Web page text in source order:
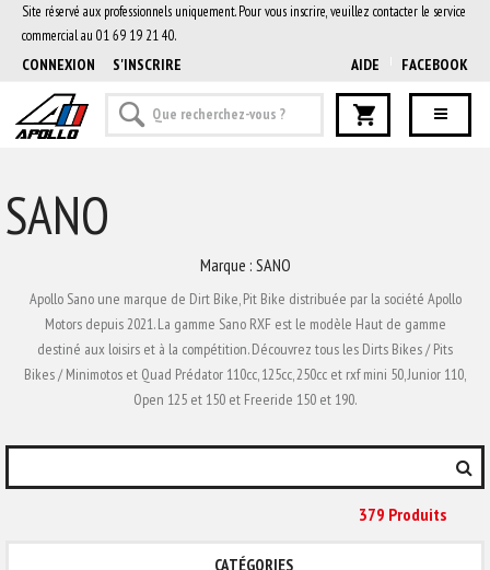
Site réservé aux professionnels uniquement. Pour vous inscrire, veuillez contacter le service
commercial au 01 69 19 21 40.
CONNEXION S'INSCRIRE AIDE FACEBOOK
SANO
Marque : SANO
Apollo Sano une marque de Dirt Bike, Pit Bike distribuée par la société Apollo
Motors depuis 2021. La gamme Sano RXF est le modèle Haut de gamme
destiné aux loisirs et à la compétition. Découvrez tous les Dirts Bikes / Pits
Bikes / Minimotos et Quad Prédator 110cc, 125cc, 250cc et rxf mini 50, Junior 110,
Open 125 et 150 et Freeride 150 et 190.
379 ProduitS
CATÉGORIES